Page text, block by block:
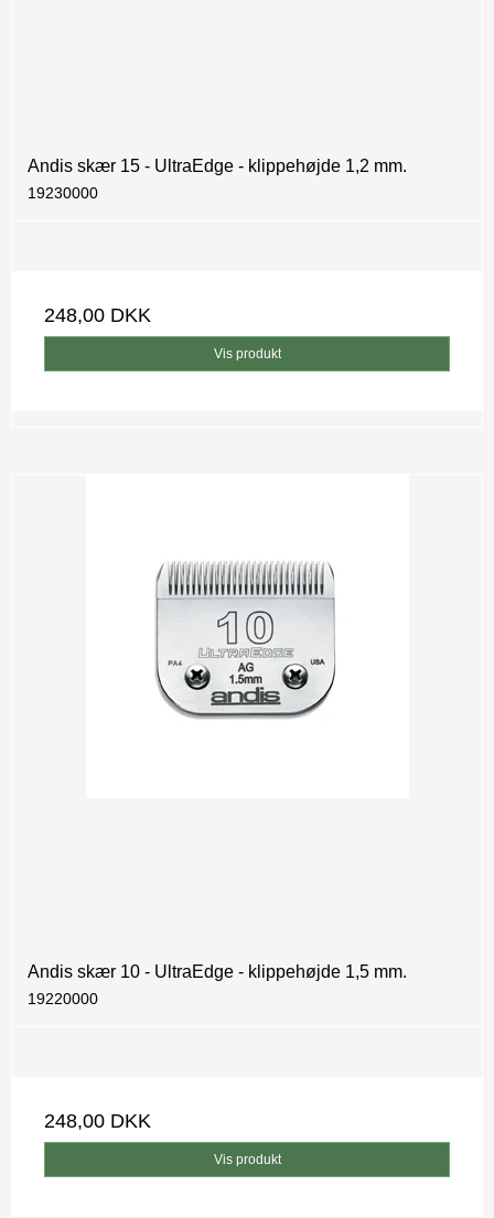
Andis skær 15 - UltraEdge - klippehøjde 1,2 mm.
19230000
248,00 DKK
Vis produkt
Andis skær 10 - UltraEdge - klippehøjde 1,5 mm.
19220000
248,00 DKK
Vis produkt